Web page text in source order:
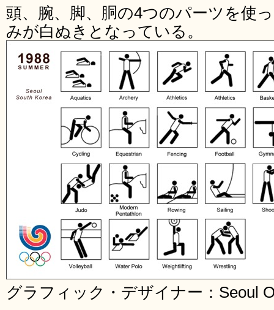
頭、腕、脚、胴の4つのパーツを使
みが白ぬきとなっている。
グラフィック・デザイナー：Seoul